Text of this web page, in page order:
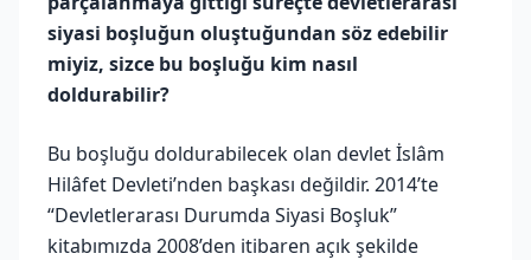
siyasi boşluğun oluştuğundan söz edebilir
miyiz, sizce bu boşluğu kim nasıl
doldurabilir?
Bu boşluğu doldurabilecek olan devlet İslâm
Hilâfet Devleti’nden başkası değildir. 2014’te
“Devletlerarası Durumda Siyasi Boşluk”
kitabımızda 2008’den itibaren açık şekilde